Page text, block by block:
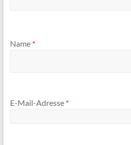
Name *
E-Mail-Adresse *